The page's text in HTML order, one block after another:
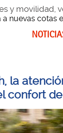
y movilidad,
a nuevas cotas
la
confort